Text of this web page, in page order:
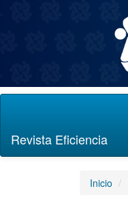
principal
Barra
Revista Eficiencia
Inicio